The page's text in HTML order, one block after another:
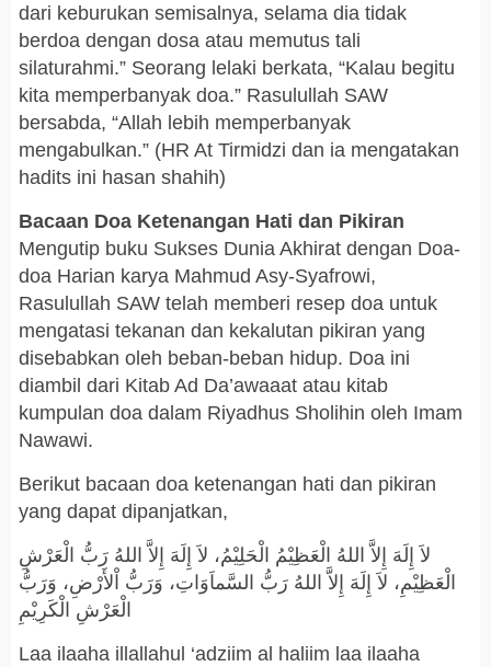
dari keburukan semisalnya, selama dia tidak
berdoa dengan dosa atau memutus tali
silaturahmi.” Seorang lelaki berkata, “Kalau begitu
kita memperbanyak doa.” Rasulullah SAW
bersabda, “Allah lebih memperbanyak
mengabulkan.” (HR At Tirmidzi dan ia mengatakan
hadits ini hasan shahih)
Bacaan Doa Ketenangan Hati dan Pikiran
Mengutip buku Sukses Dunia Akhirat dengan Doa-
doa Harian karya Mahmud Asy-Syafrowi,
Rasulullah SAW telah memberi resep doa untuk
mengatasi tekanan dan kekalutan pikiran yang
disebabkan oleh beban-beban hidup. Doa ini
diambil dari Kitab Ad Da’awaaat atau kitab
kumpulan doa dalam Riyadhus Sholihin oleh Imam
Nawawi.
Berikut bacaan doa ketenangan hati dan pikiran
yang dapat dipanjatkan,
لاَ إِلَهَ إِلاَّ اللهُ الْعَظِيْمُ الْحَلِيْمُ، لاَ إِلَهَ إِلاَّ اللهُ رَبُّ الْعَرْشِ
الْعَظِيْمِ، لاَ إِلَهَ إِلاَّ اللهُ رَبُّ السَّماَوَاتِ، وَرَبُّ اْلأَرْضِ، وَرَبُّ
الْعَرْشِ الْكَرِيْمِ
Laa ilaaha illallahul ‘adziim al haliim laa ilaaha